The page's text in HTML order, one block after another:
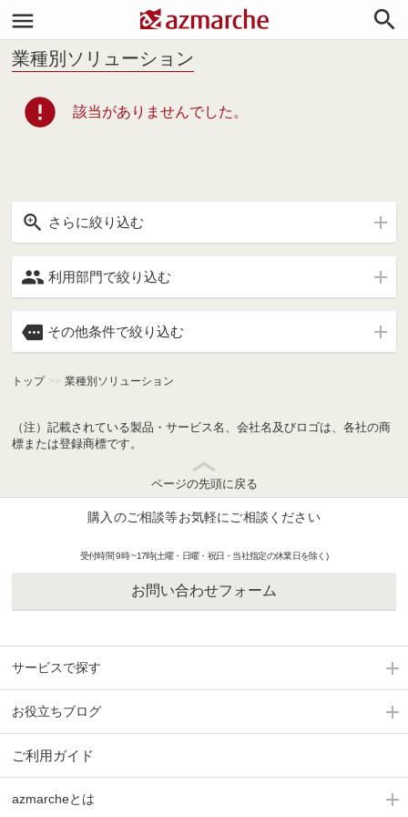


業種別ソリューション
error 該当がありませんでした。
 さらに絞り込む
 利用部門で絞り込む
 その他条件で絞り込む
トップ >> 業種別ソリューション
（注）記載されている製品・サービス名、会社名及びロゴは、各社の商
標または登録商標です。
ページの先頭に戻る
購入のご相談等お気軽にご相談ください
受付時間 9時 ~17時(土曜・日曜・祝日・当社指定の休業日を除く)
お問い合わせフォーム
サービスで探す
お役立ちブログ
ご利用ガイド
azmarcheとは